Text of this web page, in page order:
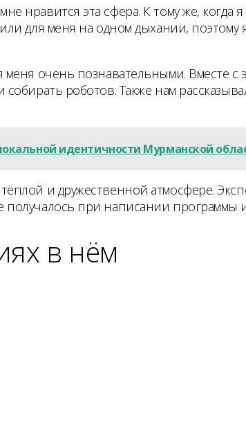
нравится эта сфера. К тому же, когда
для меня на одном дыхании,
очень познавательными. Вместе
роботов. Также нам
идентичности Мурманской
и дружественной атмосфере.
при написании программы
в нём